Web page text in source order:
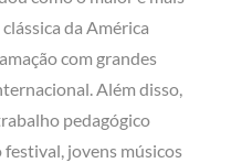
da América
com grandes
Além disso,
pedagógico
jovens músicos